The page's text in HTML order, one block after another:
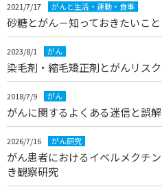
2021/7/17 がんと生活・運動・食事
砂糖とがん－知っておきたいこと
2023/8/1 がん
染毛剤・縮毛矯正剤とがんリスク
2018/7/9 がん
がんに関するよくある迷信と誤解
2026/7/16 がん研究
がん患者におけるイベルメクチ
き観察研究